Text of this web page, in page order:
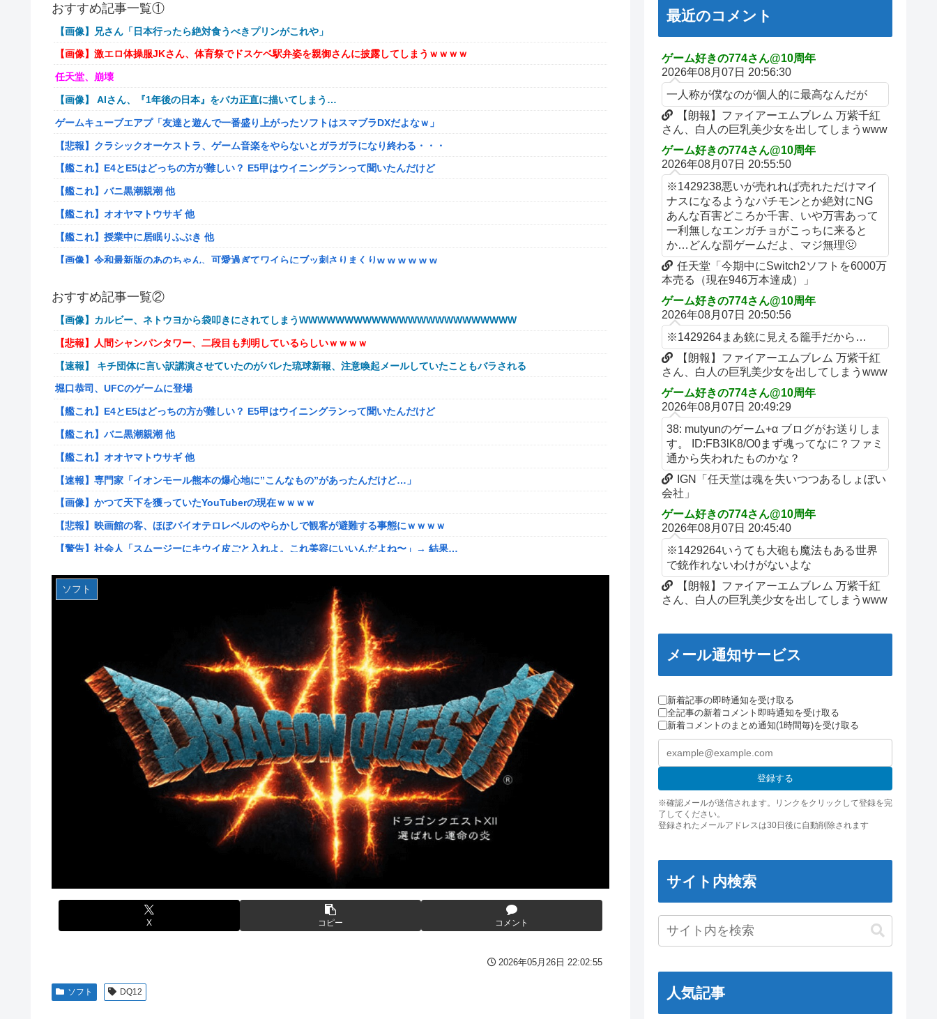
おすすめ記事一覧①
【画像】兄さん「日本行ったら絶対食うべきプリンがこれや」
【画像】激エロ体操服JKさん、体育祭でドスケベ駅弁姿を親御さんに披露してしまうｗｗｗｗ
任天堂、崩壊
【画像】 AIさん、『1年後の日本』をバカ正直に描いてしまう…
ゲームキューブエアプ「友達と遊んで一番盛り上がったソフトはスマブラDXだよなｗ」
【悲報】クラシックオーケストラ、ゲーム音楽をやらないとガラガラになり終わる・・・
【艦これ】E4とE5はどっちの方が難しい？ E5甲はウイニングランって聞いたんだけど
【艦これ】バニ黒潮親潮 他
【艦これ】オオヤマトウサギ 他
【艦これ】授業中に居眠りふぶき 他
【画像】令和最新版のあのちゃん、可愛過ぎてワイらにブッ刺さりまくりw w w w w w
岡田斗司夫「人間の本音としてブサイクを見たら不愉快になる。この責任をどうとるんだ」
【速報】ルフィの幹部、懲役20年に決定する←コレは妥当か？？？？？？？
【NGS】ルーサー緊急、新武器、東方コラボ、EXレベル40… 8/5はアップデート盛り沢山！？貴様ら何から始める？( •᷄ὤ•᷅ )
ヨーロッパが右翼政党の党員から銀行口座を作る権利を剥奪、そのせいで皮肉すぎる展開に突入しており……
【ウマ娘】ケンタ？のシオン
韓国人「海上自衛隊護衛艦ちょうかいによるトマホーク巡航ミサイルの実射試験に韓国人が衝撃！」→「着々と進む最新鋭の
防衛装備‥」
【画像】かつて天下を獲っていたYouTuberの現在ｗｗｗｗ
【悲報】コレコレ、月収1億円ｗｗｗそりゃ外出るのにボディガードつけるわ…
【悲報】福岡の電車、完全にやらかす。構内アナウンスでド下ネタを連発するｗｗｗｗｗ
【悲報】有名漫画家、がんを公表「大腸癌になってしまいました。肝臓に転移も見られてステージ4です」
【画像】 AI「写真の背景削除？ガンプラの箱追加しといてあげよ????」
その後」
海外「全部日本の真似だったのか…」 日本の普通のテレビ番組が最新SNSの数十年先を行っていたと話題に
羽田ニアミス搭乗の中国人「補償も見舞いもない」中国ネット「いや要らんやろ」
【画像】お前らこの超美人容疑者が、整形か否か判定して！！→画像がこちらw w w w w w w w w w
【爆笑動画】ママさん「新しい洗濯機買って1発目に回したらコレw」←こwれwはw w w w w w w w w w
【ホロライブ】アキロゼ、映画をきっかけに「ちいかわ」にどハマり「今では毎晩1時間くらい見ながら入眠しています」
【ウマ娘】セイちゃんの攻撃力を見よ！！！
【画像】韓国人「日本人の間で『女が破滅的な人生を送るのを楽しむ陰湿な趣味』が流行っている」119万バズ
【ワンピース】ゾロ「女だぞ」エネル「見ればわかる」←ここ好きすぎるｗｗｗｗｗｗｗｗｗｗｗｗｗ
【艦これ】なんか調べたらE5めちゃくちゃ対地艦使うやん・・・
【名探偵プリキュア】明智が変身できた理由、謎すぎる…
欧州「日本だけ反則だろ…」 世界の『日本びいき』にヨーロッパ全土から不満の声
【画像】ハンターハンターの人気キャラ3人、メイドフィギュアになってしまうｗｗｗ
【ウマ娘】セイちゃんの攻撃力を見よ！！！
【ミリマス】6年後のアイドル達はどんな感じになってるんだろう
ドンキのうなぎ食べた14人が食中毒…3歳児から75歳まで被害
おすすめ記事一覧②
【画像】カルビー、ネトウヨから袋叩きにされてしまうWWWWWWWWWWWWWWWWWWWWWWWW
【悲報】人間シャンパンタワー、二段目も判明しているらしいｗｗｗｗ
【速報】 キチ団体に言い訳講演させていたのがバレた琉球新報、注意喚起メールしていたこともバラされる
堀口恭司、UFCのゲームに登場
【艦これ】E4とE5はどっちの方が難しい？ E5甲はウイニングランって聞いたんだけど
【艦これ】バニ黒潮親潮 他
【艦これ】オオヤマトウサギ 他
【速報】専門家「イオンモール熊本の爆心地に”こんなもの”があったんだけど…」
【画像】かつて天下を獲っていたYouTuberの現在ｗｗｗｗ
【悲報】映画館の客、ほぼバイオテロレベルのやらかしで観客が避難する事態にｗｗｗｗ
【警告】社会人「スムージーにキウイ皮ごと入れよ。これ美容にいいんだよね〜」→ 結果…
【衝撃】ハンターハンター、とんでもねえ伏線が発掘される。クルタ族の虐殺犯人がツェリードニヒだった模様！
20代「50年ローンでええやろ」←これマジ？？？
【画像】「マスク美人さん、また我々を欺く」←海外でも流行りだした結果がこちらw w w w w w w
メトロイドプライム4 新品が2999円に…
【画像】日焼け口リの締まったお尻っていいよね！ｗｗｗｗｗ
欧州「日本だけ反則だろ…」 世界の『日本びいき』にヨーロッパ全土から不満の声
思い通りに動かない熊本被災者に左派が我慢ならなくなった模様、避難所で苦しむ被災者に対して……
大日本帝国陸軍「侵攻できたとして、食糧どうすんだよ」大本営「現地調達」陸軍「え？」
【NBA】エンビードが新シーズンに向けての好調ぶりを披露 なお足の状態の方を心配されてしまう
「Sゴーゴージャグラー4KT（北電子）」「LライザのアトリエKD（北電子）」が検定通過
伊藤裕樹、次戦勝利でタイトルマッチへ
ソフト
X コピー コメント
2026年05月26日 22:02:55
ソフト DQ12
最近のコメント
ゲーム好きの774さん@10周年
2026年08月07日 20:56:30
一人称が僕なのが個人的に最高なんだが
【朗報】ファイアーエムブレム 万紫千紅
さん、白人の巨乳美少女を出してしまうwww
ゲーム好きの774さん@10周年
2026年08月07日 20:55:50
※1429238悪いが売れれば売れただけマイ
ナスになるようなパチモンとか絶対にNG
あんな百害どころか千害、いや万害あって
一利無しなエンガチョがこっちに来ると
か…どんな罰ゲームだよ、マジ無理🤢
任天堂「今期中にSwitch2ソフトを6000万
本売る（現在946万本達成）」
ゲーム好きの774さん@10周年
2026年08月07日 20:50:56
※1429264まあ銃に見える籠手だから…
【朗報】ファイアーエムブレム 万紫千紅
さん、白人の巨乳美少女を出してしまうwww
ゲーム好きの774さん@10周年
2026年08月07日 20:49:29
38: mutyunのゲーム+α ブログがお送りしま
す。 ID:FB3lK8/O0まず魂ってなに？ファミ
通から失われたものかな？
IGN「任天堂は魂を失いつつあるしょぼい
会社」
ゲーム好きの774さん@10周年
2026年08月07日 20:45:40
※1429264いうても大砲も魔法もある世界
で銃作れないわけがないよな
【朗報】ファイアーエムブレム 万紫千紅
さん、白人の巨乳美少女を出してしまうwww
メール通知サービス
新着記事の即時通知を受け取る
全記事の新着コメント即時通知を受け取る
新着コメントのまとめ通知(1時間毎)を受け取る
登録する
※確認メールが送信されます。リンクをクリックして登録を完
了してください。
登録されたメールアドレスは30日後に自動削除されます
サイト内検索
人気記事